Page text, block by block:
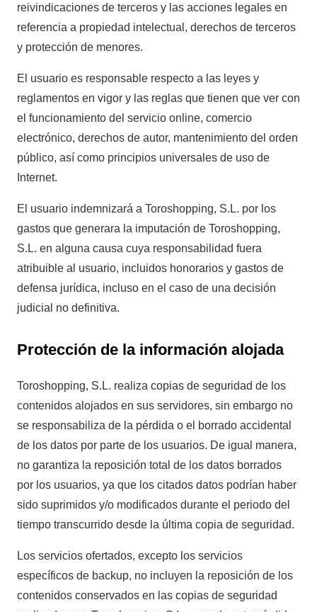
reivindicaciones de terceros y las acciones legales en
referencia a propiedad intelectual, derechos de terceros
y protección de menores.
El usuario es responsable respecto a las leyes y
reglamentos en vigor y las reglas que tienen que ver con
el funcionamiento del servicio online, comercio
electrónico, derechos de autor, mantenimiento del orden
público, así como principios universales de uso de
Internet.
El usuario indemnizará a Toroshopping, S.L. por los
gastos que generara la imputación de Toroshopping,
S.L. en alguna causa cuya responsabilidad fuera
atribuible al usuario, incluidos honorarios y gastos de
defensa jurídica, incluso en el caso de una decisión
judicial no definitiva.
Protección de la información alojada
Toroshopping, S.L. realiza copias de seguridad de los
contenidos alojados en sus servidores, sin embargo no
se responsabiliza de la pérdida o el borrado accidental
de los datos por parte de los usuarios. De igual manera,
no garantiza la reposición total de los datos borrados
por los usuarios, ya que los citados datos podrían haber
sido suprimidos y/o modificados durante el periodo del
tiempo transcurrido desde la última copia de seguridad.
Los servicios ofertados, excepto los servicios
específicos de backup, no incluyen la reposición de los
contenidos conservados en las copias de seguridad